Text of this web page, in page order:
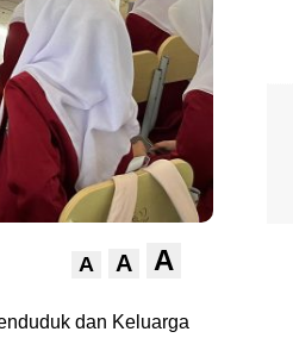
A A A
dan Keluarga